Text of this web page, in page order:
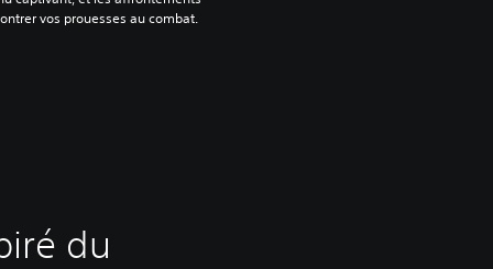
vos prouesses au combat.
du